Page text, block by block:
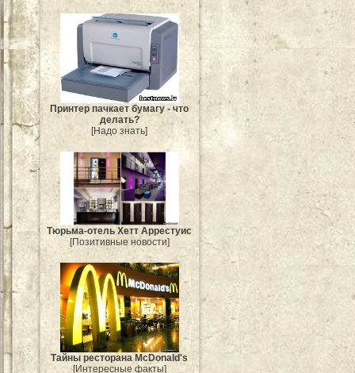
Принтер пачкает бумагу - что
делать?
[Надо знать]
Тюрьма-отель Хетт Аррестуис
[Позитивные новости]
Тайны ресторана McDonald's
[Интересные факты]